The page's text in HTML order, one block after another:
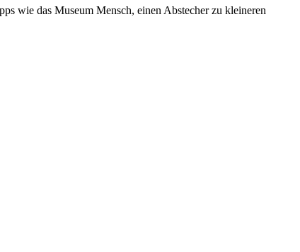
wie das Museum Mensch, einen Abstecher zu kleineren